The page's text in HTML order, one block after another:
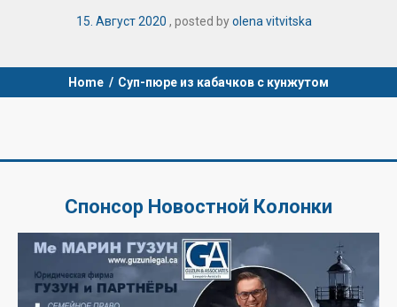
15 Август2020 posted byolena vitvitska
Home / Суп-пюре из кабачков с кунжутом
Спонсор Новостной Колонки